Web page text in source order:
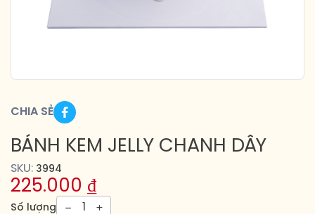
CHIA SẺ
BÁNH KEM JELLY CHANH DÂY
SKU: 3994
225.000 ₫
Số lượng 1